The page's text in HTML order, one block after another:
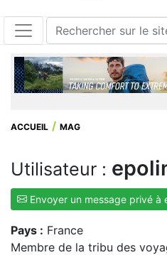
ACCUEIL MAG
Utilisateur :
Envoyer un message privé à
Pays : France
Membre de la tribu des